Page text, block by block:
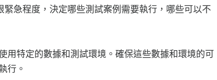
緊急程度，決定哪些測試案例需要執行，哪些可以不
用特定的數據和測試環境。確保這些數據和環境的可
行。